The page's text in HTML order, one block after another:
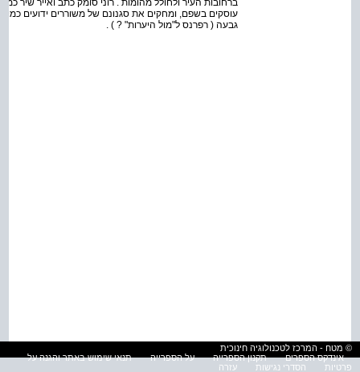
עוסקים בשפם, ומחקים את סגנונם של משוררים ידועים כמו
גבעה ( רפרנס ל"מול היערות" ? ) .
© מטח - המרכז לטכנולוגיה חינוכית
אינדקס הספרים
תקנון הספרייה על הספרייה
תנאי שימוש באתר והגנה על
פרטיות
הסדרי נגישות עזרה